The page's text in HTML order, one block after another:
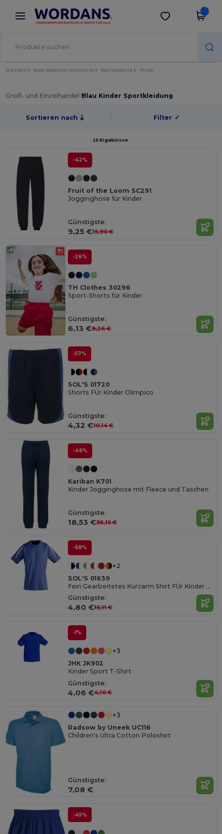
× Wordans App
Bessere Preise in der App!
App holen
Startseite Basic Kleidung | Accessoires Sportkleidung Kinder
Groß- und Einzelhandel Blau Kinder Sportkleidung
Sortieren nach Filter ✓
25 Ergebnisse.
-42%
Fruit of the Loom SC291
Jogginghose für Kinder
Günstigste:
9,25 €15,90 €
-26%
TH Clothes 30296
Sport-Shorts für Kinder
Günstigste:
6,13 €8,26 €
-57%
SOL'S 01720
Shorts FÜr Kinder Olimpico
Günstigste:
4,32 €10,14 €
-49%
Kariban K701
Kinder Jogginghose mit Fleece und Taschen
Günstigste:
18,53 €36,15 €
-68%
+2
SOL'S 01639
Fein Gearbeitetes Kurzarm Shirt FÜr Kinder Maracana
Günstigste:
4,80 €15,11 €
-1%
+3
JHK JK902
Kinder Sport T-Shirt
Günstigste:
4,06 €4,10 €
+3
Radsow by Uneek UC116
Children's Ultra Cotton Poloshirt
Günstigste:
7,08 €
-45%